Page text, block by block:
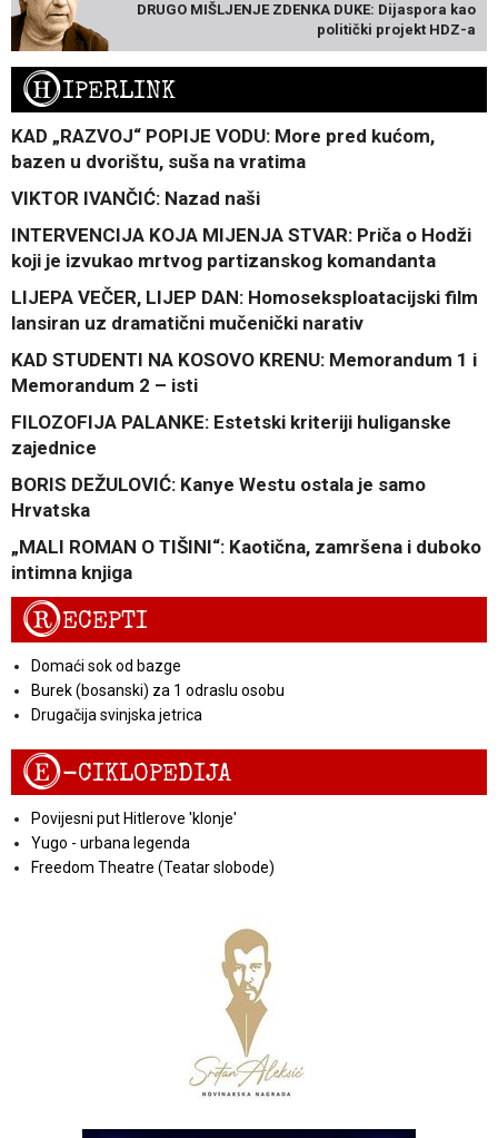
DRUGO MIŠLJENJE ZDENKA DUKE: Dijaspora kao
politički projekt HDZ-a
HIPERLINK
KAD „RAZVOJ“ POPIJE VODU: More pred kućom,
bazen u dvorištu, suša na vratima
VIKTOR IVANČIĆ: Nazad naši
INTERVENCIJA KOJA MIJENJA STVAR: Priča o Hodži
koji je izvukao mrtvog partizanskog komandanta
LIJEPA VEČER, LIJEP DAN: Homoseksploatacijski film
lansiran uz dramatični mučenički narativ
KAD STUDENTI NA KOSOVO KRENU: Memorandum 1 i
Memorandum 2 – isti
FILOZOFIJA PALANKE: Estetski kriteriji huliganske
zajednice
BORIS DEŽULOVIĆ: Kanye Westu ostala je samo
Hrvatska
„MALI ROMAN O TIŠINI“: Kaotična, zamršena i duboko
intimna knjiga
RECEPTI
Domaći sok od bazge
Burek (bosanski) za 1 odraslu osobu
Drugačija svinjska jetrica
E-CIKLOPEDIJA
Povijesni put Hitlerove 'klonje'
Yugo - urbana legenda
Freedom Theatre (Teatar slobode)